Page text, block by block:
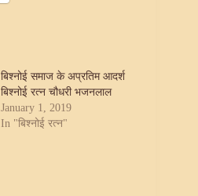
बिश्नोई समाज के अप्रतिम आदर्श
बिश्नोई रत्न चौधरी भजनलाल
January 1, 2019
In "बिश्नोई रत्न"